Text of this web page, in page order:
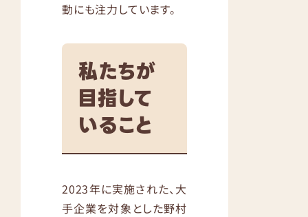
動にも注力しています。
私たちが
目指して
いること
2023年に実施された、大
手企業を対象とした野村